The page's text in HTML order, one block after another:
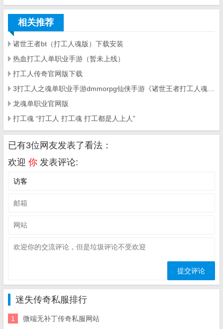
相关推荐
诸世王者bt（打工人魂版）下载安装
热血打工人单职业手游（暂未上线）
打工人传奇官网版下载
龙魂单职业官网版
打工魂 “打工人 打工魂 打工都是人上人”
已有3位网友发表了看法：
欢迎 你 发表评论:
迷失传奇私服排行
1 微端无补丁传奇私服网站